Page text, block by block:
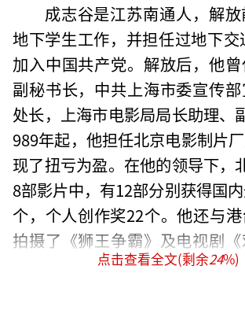
成志谷是江苏南通人，解
地下学生工作，并担任过地下
加入中国共产党。解放后，他
副秘书长，中共上海市委宣传
处长，上海市电影局局长助理、
989年起，他担任北京电影制片
现了扭亏为盈。在他的领导下，
8部影片中，有12部分别获得国
个，个人创作奖22个。他还与
拍摄了《狮王争霸》及电视剧《
这些作品深受观众喜爱。
点击查看全文(剩余24%)